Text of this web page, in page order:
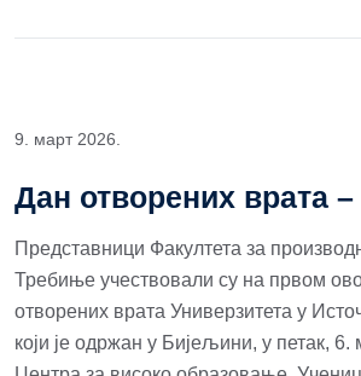
9. март 2026.
Дан отворених врата
Представници Факултета за
Требиње учествовали су на првом
отворених врата Универзитета у
који је одржан у Бијељини, у петак, 6.